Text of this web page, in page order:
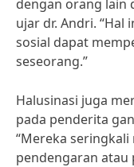
dengan orang lain
ujar dr. Andri. “Hal
sosial dapat
seseorang.”
Halusinasi juga
pada penderita
“Mereka
pendengaran atau